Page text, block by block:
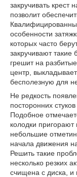
закручивать крест
позволит
особенности
которых часто
закручивают такие
грешит на
центр,
бесполезную для
Не редкость
посторонних
Подобное
колодки
небольшие
начала движения
Решить такие
несколько резких
счищена с диска, и